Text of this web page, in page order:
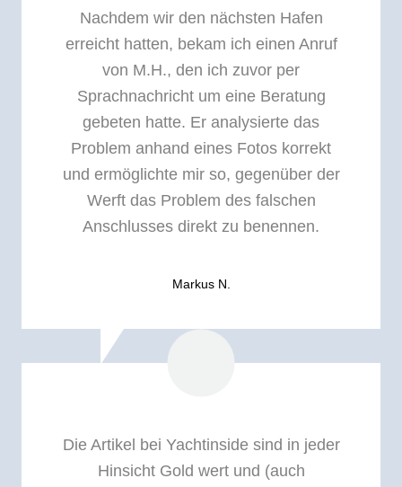
Nachdem wir den nächsten Hafen
erreicht hatten, bekam ich einen Anruf
von M.H., den ich zuvor per
Sprachnachricht um eine Beratung
gebeten hatte. Er analysierte das
Problem anhand eines Fotos korrekt
und ermöglichte mir so, gegenüber der
Werft das Problem des falschen
Anschlusses direkt zu benennen.
Markus N.
Die Artikel bei Yachtinside sind in jeder
Hinsicht Gold wert und (auch